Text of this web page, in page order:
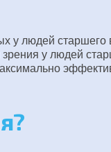
у людей старшего
у людей